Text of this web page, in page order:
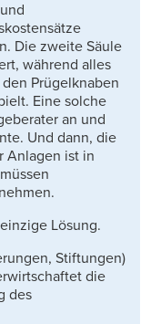
Die zweite Säule
während alles
Prügelknaben
Eine solche
an und
Und dann, die
Anlagen ist in
Lösung.
Stiftungen)
die
des